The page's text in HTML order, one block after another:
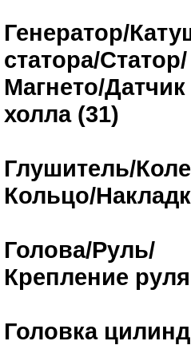
Генератор/
статора/Статор/
Магнето/Датчик
холла (31)
Глушитель/
Кольцо/
Голова/Руль/
Крепление
Головка